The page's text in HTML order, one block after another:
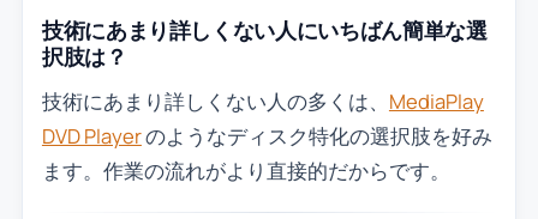
技術にあまり詳しくない人にいちばん簡単な選
択肢は？
技術にあまり詳しくない人の多くは、 MediaPlay
DVD Playerのようなディスク特化の選択肢を好み
ます。作業の流れがより直接的だからです。